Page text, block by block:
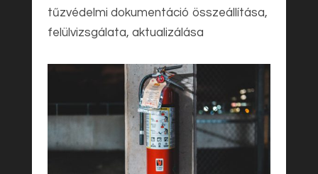
tűzvédelmi dokumentáció összeállítása,
felülvizsgálata, aktualizálása